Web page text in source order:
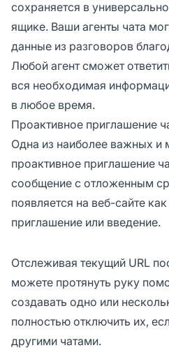
сохраняется в
ящике. Ваши агенты чата
данные из разговоров
Любой агент сможет
вся необходимая
в любое время.
Проактивное приглашение
Одна из наиболее важных и
проактивное приглашение
сообщение с отложенным
появляется на веб-сайте
приглашение или введение.
Отслеживая текущий URL
можете протянуть руку
создавать одно или
полностью отключить их,
другими чатами.